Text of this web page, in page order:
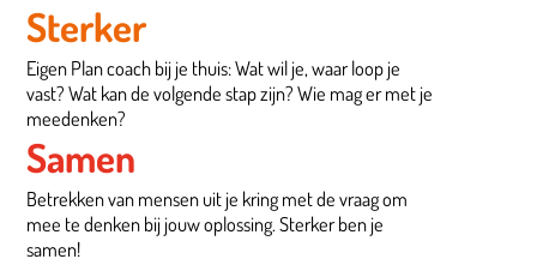
Sterker
Eigen Plan coach bij je thuis: Wat wil je, waar loop je
vast? Wat kan de volgende stap zijn? Wie mag er met je
meedenken?
Samen
Betrekken van mensen uit je kring met de vraag om
mee te denken bij jouw oplossing. Sterker ben je
samen!